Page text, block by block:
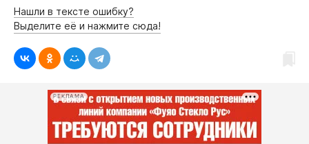
Нашли в тексте ошибку?
Выделите её и нажмите сюда!
РЕКЛАМА